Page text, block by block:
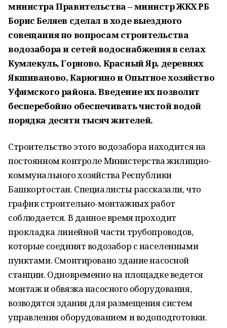
министра Правительства – министр ЖКХ РБ
Борис Беляев сделал в ходе выездного
совещания по вопросам строительства
водозабора и сетей водоснабжения в селах
Кумлекуль, Горново, Красный Яр, деревнях
Якшиваново, Карюгино и Опытное хозяйство
Уфимского района. Введение их позволит
бесперебойно обеспечивать чистой водой
порядка десяти тысяч жителей.
Строительство этого водозабора находится на
постоянном контроле Министерства жилищно-
коммунального хозяйства Республики
Башкортостан. Специалисты рассказали, что
график строительно-монтажных работ
соблюдается. В данное время проходит
прокладка линейной части трубопроводов,
которые соединят водозабор с населенными
пунктами. Смонтировано здание насосной
станции. Одновременно на площадке ведется
монтаж и обвязка насосного оборудования,
возводятся здания для размещения систем
управления оборудованием и водоподготовки.